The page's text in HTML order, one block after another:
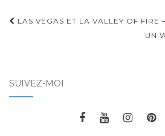
Navigation
LAS VEGAS ET LA VALLEY OF FIRE
UN
SUIVEZ-MOI